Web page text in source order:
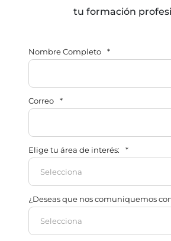
tu formación
Nombre Completo *
Correo *
Elige tu área de interés: *
¿Deseas que nos comuniquemos